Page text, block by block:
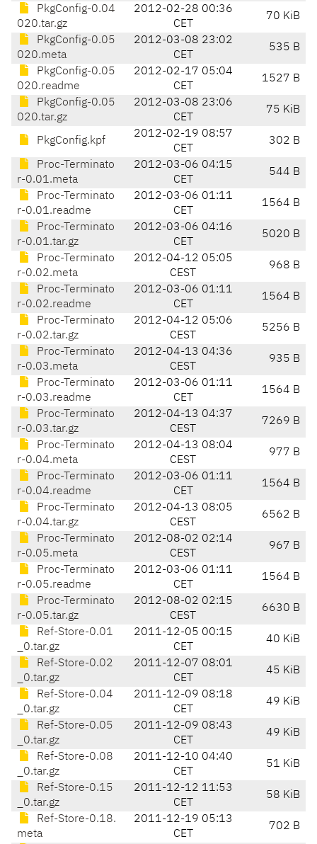
PkgConfig-0.04
020.tar.gz
2012-02-28 00:36
CET
70 KiB
PkgConfig-0.05
020.meta
2012-03-08 23:02
CET
535 B
PkgConfig-0.05
020.readme
2012-02-17 05:04
CET
1527 B
PkgConfig-0.05
020.tar.gz
2012-03-08 23:06
CET
75 KiB
PkgConfig.kpf
2012-02-19 08:57
CET
302 B
Proc-Terminato
r-0.01.meta
2012-03-06 04:15
CET
544 B
Proc-Terminato
r-0.01.readme
2012-03-06 01:11
CET
1564 B
Proc-Terminato
r-0.01.tar.gz
2012-03-06 04:16
CET
5020 B
Proc-Terminato
r-0.02.meta
2012-04-12 05:05
CEST
968 B
Proc-Terminato
r-0.02.readme
2012-03-06 01:11
CET
1564 B
Proc-Terminato
r-0.02.tar.gz
2012-04-12 05:06
CEST
5256 B
Proc-Terminato
r-0.03.meta
2012-04-13 04:36
CEST
935 B
Proc-Terminato
r-0.03.readme
2012-03-06 01:11
CET
1564 B
Proc-Terminato
r-0.03.tar.gz
2012-04-13 04:37
CEST
7269 B
Proc-Terminato
r-0.04.meta
2012-04-13 08:04
CEST
977 B
Proc-Terminato
r-0.04.readme
2012-03-06 01:11
CET
1564 B
Proc-Terminato
r-0.04.tar.gz
2012-04-13 08:05
CEST
6562 B
Proc-Terminato
r-0.05.meta
2012-08-02 02:14
CEST
967 B
Proc-Terminato
r-0.05.readme
2012-03-06 01:11
CET
1564 B
Proc-Terminato
r-0.05.tar.gz
2012-08-02 02:15
CEST
6630 B
Ref-Store-0.01
_0.tar.gz
2011-12-05 00:15
CET
40 KiB
Ref-Store-0.02
_0.tar.gz
2011-12-07 08:01
CET
45 KiB
Ref-Store-0.04
_0.tar.gz
2011-12-09 08:18
CET
49 KiB
Ref-Store-0.05
_0.tar.gz
2011-12-09 08:43
CET
49 KiB
Ref-Store-0.08
_0.tar.gz
2011-12-10 04:40
CET
51 KiB
Ref-Store-0.15
_0.tar.gz
2011-12-12 11:53
CET
58 KiB
Ref-Store-0.18.
meta
2011-12-19 05:13
CET
702 B